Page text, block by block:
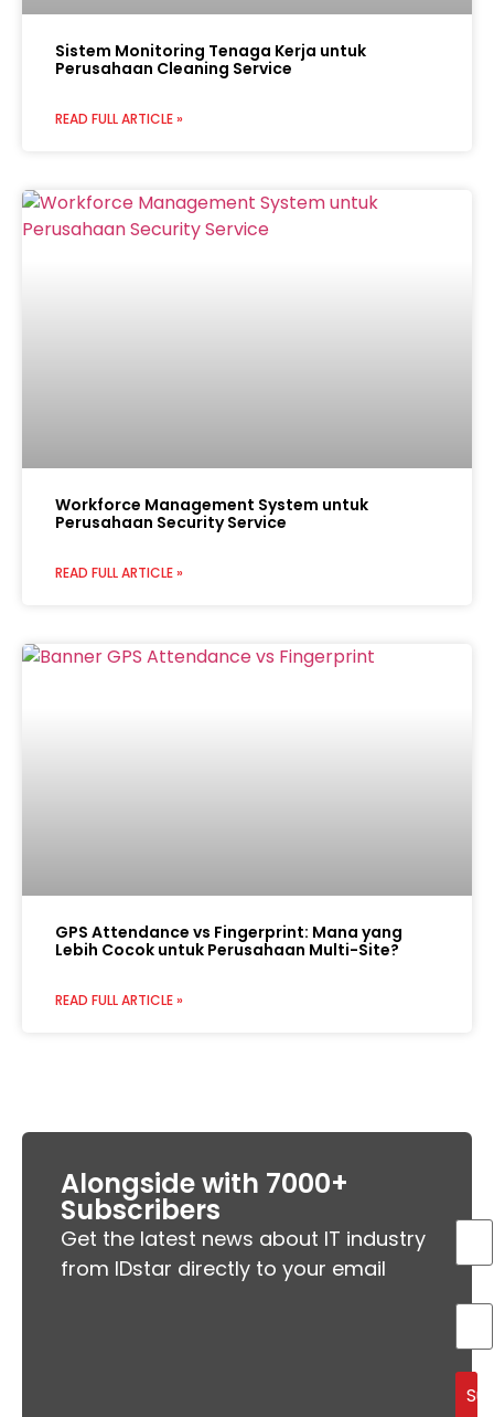
Sistem Monitoring Tenaga Kerja untuk
Perusahaan Cleaning Service
READ FULL ARTICLE »
Workforce Management System untuk
Perusahaan Security Service
READ FULL ARTICLE »
GPS Attendance vs Fingerprint: Mana yang
Lebih Cocok untuk Perusahaan Multi-Site?
READ FULL ARTICLE »
Alongside with 7000+
Subscribers
Get the latest news about IT industry
from IDstar directly to your email